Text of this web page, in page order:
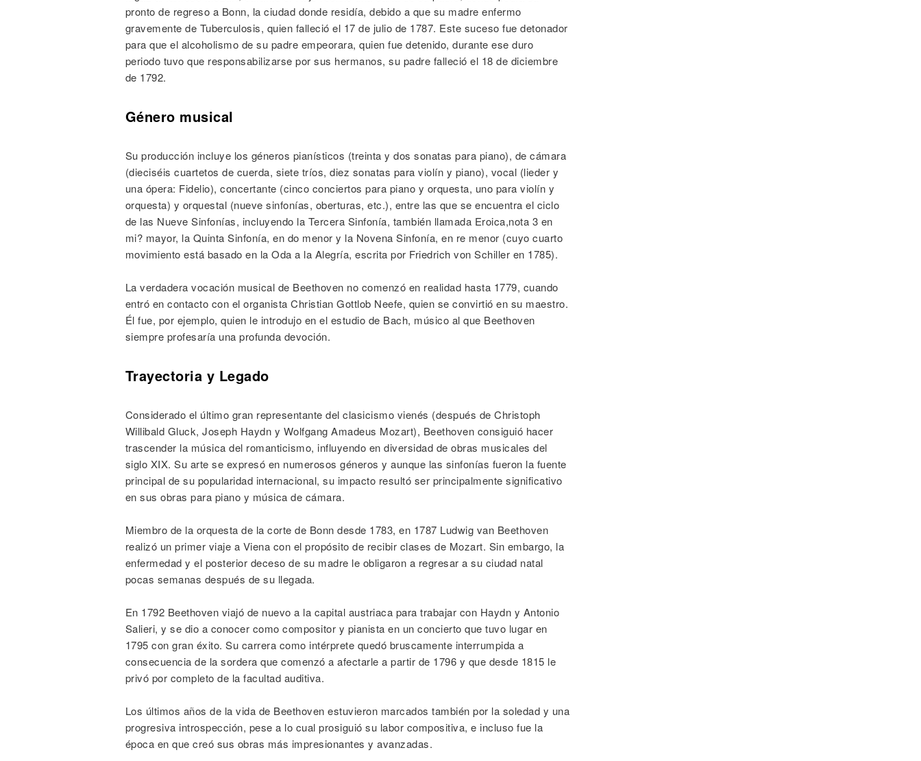
pronto de regreso a Bonn, la ciudad donde residía, debido a que su madre enfermo
gravemente de Tuberculosis, quien falleció el 17 de julio de 1787. Este suceso fue detonador
para que el alcoholismo de su padre empeorara, quien fue detenido, durante ese duro
periodo tuvo que responsabilizarse por sus hermanos, su padre falleció el 18 de diciembre
de 1792.
Género musical
Su producción incluye los géneros pianísticos (treinta y dos sonatas para piano), de cámara
(dieciséis cuartetos de cuerda, siete tríos, diez sonatas para violín y piano), vocal (lieder y
una ópera: Fidelio), concertante (cinco conciertos para piano y orquesta, uno para violín y
orquesta) y orquestal (nueve sinfonías, oberturas, etc.), entre las que se encuentra el ciclo
de las Nueve Sinfonías, incluyendo la Tercera Sinfonía, también llamada Eroica,nota 3 en
mi? mayor, la Quinta Sinfonía, en do menor y la Novena Sinfonía, en re menor (cuyo cuarto
movimiento está basado en la Oda a la Alegría, escrita por Friedrich von Schiller en 1785).
La verdadera vocación musical de Beethoven no comenzó en realidad hasta 1779, cuando
entró en contacto con el organista Christian Gottlob Neefe, quien se convirtió en su maestro.
Él fue, por ejemplo, quien le introdujo en el estudio de Bach, músico al que Beethoven
siempre profesaría una profunda devoción.
Trayectoria y Legado
Considerado el último gran representante del clasicismo vienés (después de Christoph
Willibald Gluck, Joseph Haydn y Wolfgang Amadeus Mozart), Beethoven consiguió hacer
trascender la música del romanticismo, influyendo en diversidad de obras musicales del
siglo XIX. Su arte se expresó en numerosos géneros y aunque las sinfonías fueron la fuente
principal de su popularidad internacional, su impacto resultó ser principalmente significativo
en sus obras para piano y música de cámara.
Miembro de la orquesta de la corte de Bonn desde 1783, en 1787 Ludwig van Beethoven
realizó un primer viaje a Viena con el propósito de recibir clases de Mozart. Sin embargo, la
enfermedad y el posterior deceso de su madre le obligaron a regresar a su ciudad natal
pocas semanas después de su llegada.
En 1792 Beethoven viajó de nuevo a la capital austriaca para trabajar con Haydn y Antonio
Salieri, y se dio a conocer como compositor y pianista en un concierto que tuvo lugar en
1795 con gran éxito. Su carrera como intérprete quedó bruscamente interrumpida a
consecuencia de la sordera que comenzó a afectarle a partir de 1796 y que desde 1815 le
privó por completo de la facultad auditiva.
Los últimos años de la vida de Beethoven estuvieron marcados también por la soledad y una
progresiva introspección, pese a lo cual prosiguió su labor compositiva, e incluso fue la
época en que creó sus obras más impresionantes y avanzadas.